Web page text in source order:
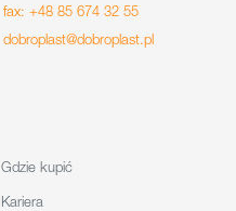
fax: +48 85 674 32 55
dobroplast@dobroplast.pl
Gdzie kupić
Kariera